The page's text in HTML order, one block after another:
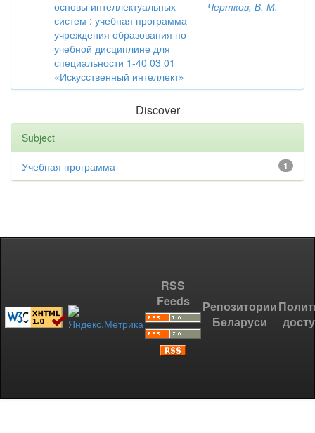
основы интеллектуальных
систем : учебная программа
учреждения образования по
учебной дисциплине для
специальности 1-40 03 01
«Искусственный интеллект»
Чертков, В. М.
Discover
Subject
1
Учебная программа
RSS
Feeds
Репозитории
Беларуси